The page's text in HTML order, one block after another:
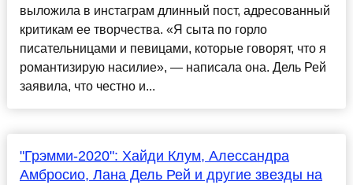
выложила в инстаграм длинный пост, адресованный
критикам ее творчества. «Я сыта по горло
писательницами и певицами, которые говорят, что я
романтизирую насилие», — написала она. Дель Рей
заявила, что честно и...
"Грэмми-2020": Хайди Клум, Алессандра
Амбросио, Лана Дель Рей и другие звезды на